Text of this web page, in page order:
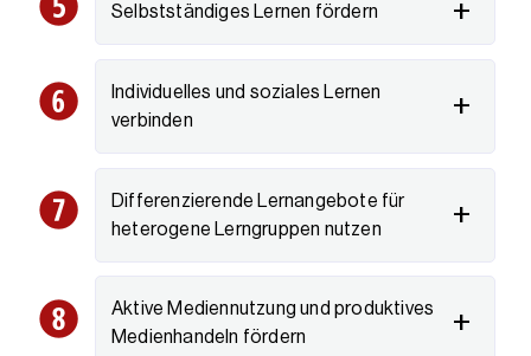
Selbstständiges Lernen fördern
Individuelles und soziales Lernen
verbinden
Differenzierende Lernangebote für
heterogene Lerngruppen nutzen
Aktive Mediennutzung und produktives
Medienhandeln fördern